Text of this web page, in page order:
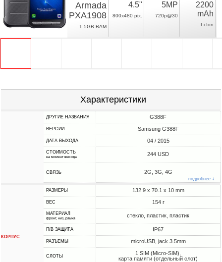
Armada
PXA1908
1.5GB RAM
4.5"
800x480 pix.
5MP
720p@30
2200
mAh
Li-Ion
Характеристики
ДРУГИЕ НАЗВАНИЯ G388F
ВЕРСИИ Samsung G388F
ДАТА ВЫХОДА 04 / 2015
СТОИМОСТЬ
на момент выхода 244 USD
СВЯЗЬ 2G, 3G, 4G
подробнее ↓
КОРПУС
РАЗМЕРЫ 132.9 x 70.1 x 10 mm
ВЕС 154 г
МАТЕРИАЛ
фронт, низ, рамка стекло, пластик, пластик
П/В ЗАЩИТА IP67
РАЗЪЕМЫ microUSB, jack 3.5mm
СЛОТЫ
1 SIM (Micro-SIM),
карта памяти (отдельный слот)